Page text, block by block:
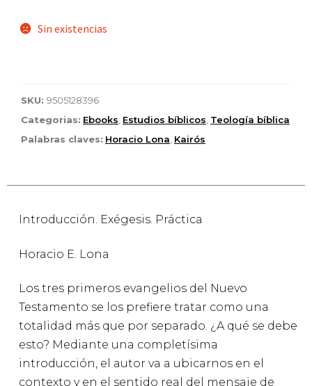
Sin existencias
SKU: 9505128396
Categorias: Ebooks Estudios bíblicos Teología bíblica
Palabras claves: Horacio Lona Kairós
Introducción. Exégesis. Práctica
Horacio E. Lona
Los tres primeros evangelios del Nuevo
Testamento se los prefiere tratar como una
totalidad más que por separado. ¿A qué se debe
esto? Mediante una completísima
introducción, el autor va a ubicarnos en el
contexto y en el sentido real del mensaje de